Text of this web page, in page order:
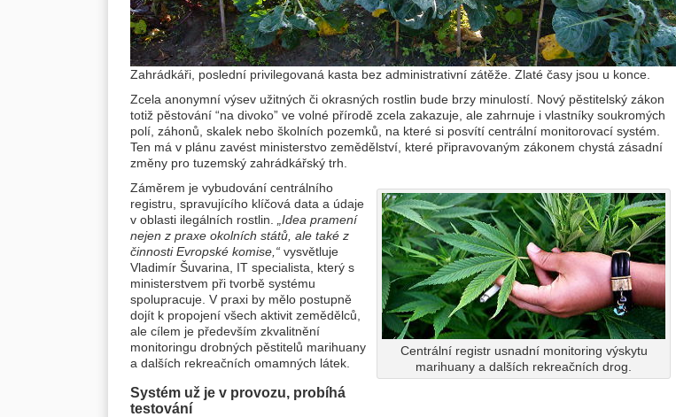
Zahrádkáři, poslední privilegovaná kasta bez administrativní zátěže. Zlaté časy jsou u konce.
Zcela anonymní výsev užitných či okrasných rostlin bude brzy minulostí. Nový pěstitelský zákon
totiž pěstování “na divoko” ve volné přírodě zcela zakazuje, ale zahrnuje i vlastníky soukromých
polí, záhonů, skalek nebo školních pozemků, na které si posvítí centrální monitorovací systém.
Ten má v plánu zavést ministerstvo zemědělství, které připravovaným zákonem chystá zásadní
změny pro tuzemský zahrádkářský trh.
Centrální registr usnadní monitoring výskytu
marihuany a dalších rekreačních drog.
Záměrem je vybudování centrálního
registru, spravujícího klíčová data a údaje
v oblasti ilegálních rostlin.
„Idea pramení
nejen z praxe okolních států, ale také z
činnosti Evropské komise,“ vysvětluje
Vladimír Šuvarina, IT specialista, který s
ministerstvem při tvorbě systému
spolupracuje. V praxi by mělo postupně
dojít k propojení všech aktivit zemědělců,
ale cílem je především zkvalitnění
monitoringu drobných pěstitelů marihuany
a dalších rekreačních omamných látek.
Systém už je v provozu, probíhá
testování